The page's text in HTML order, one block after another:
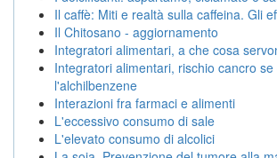
Il caffè: Miti e realtà sulla caffeina. Gli
Il Chitosano - aggiornamento
Integratori alimentari, a che cosa
Integratori alimentari, rischio cancro
l'alchilbenzene
Interazioni fra farmaci e alimenti
L'eccessivo consumo di sale
L'elevato consumo di alcolici